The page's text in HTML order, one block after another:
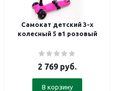
Самокат детский 3-х
колесный 5 в1 розовый
2 769 руб.
В корзину